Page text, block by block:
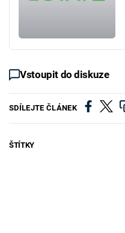
Vstoupit do diskuze
SDÍLEJTE ČLÁNEK
ŠTÍTKY